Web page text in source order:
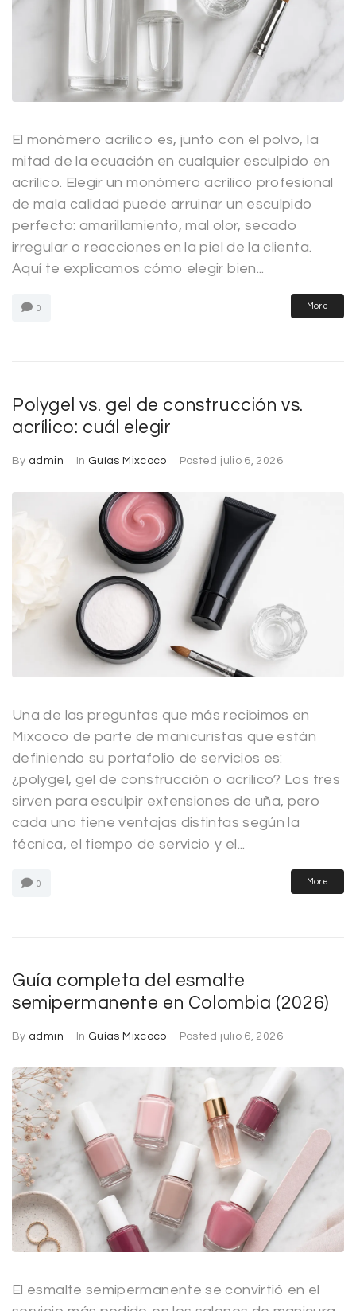
El monómero acrílico es, junto con el polvo, la
mitad de la ecuación en cualquier esculpido en
acrílico. Elegir un monómero acrílico profesional
de mala calidad puede arruinar un esculpido
perfecto: amarillamiento, mal olor, secado
irregular o reacciones en la piel de la clienta.
Aquí te explicamos cómo elegir bien...
0 More
Polygel vs. gel de construcción vs.
acrílico: cuál elegir
By admin In Guías Mixcoco Posted julio 6, 2026
Una de las preguntas que más recibimos en
Mixcoco de parte de manicuristas que están
definiendo su portafolio de servicios es:
¿polygel, gel de construcción o acrílico? Los tres
sirven para esculpir extensiones de uña, pero
cada uno tiene ventajas distintas según la
técnica, el tiempo de servicio y el...
0 More
Guía completa del esmalte
semipermanente en Colombia (2026)
By admin In Guías Mixcoco Posted julio 6, 2026
El esmalte semipermanente se convirtió en el